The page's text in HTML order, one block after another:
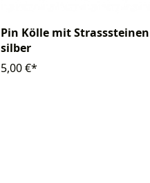
Pin Kölle mit Strasssteinen
silber
5,00 €*